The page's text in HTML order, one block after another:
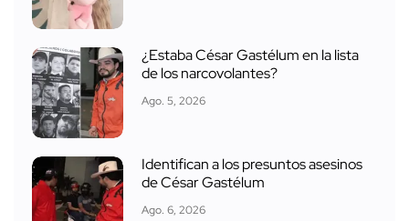
¿Estaba César Gastélum en la lista
de los narcovolantes?
Ago. 5, 2026
Identifican a los presuntos asesinos
de César Gastélum
Ago. 6, 2026